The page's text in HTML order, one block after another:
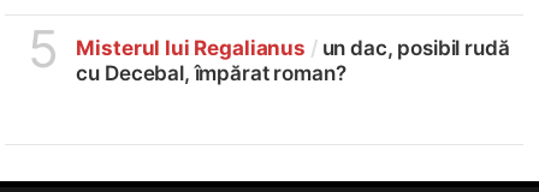
5 Misterul lui Regalianus /un dac, posibil rudă
cu Decebal, împărat roman?